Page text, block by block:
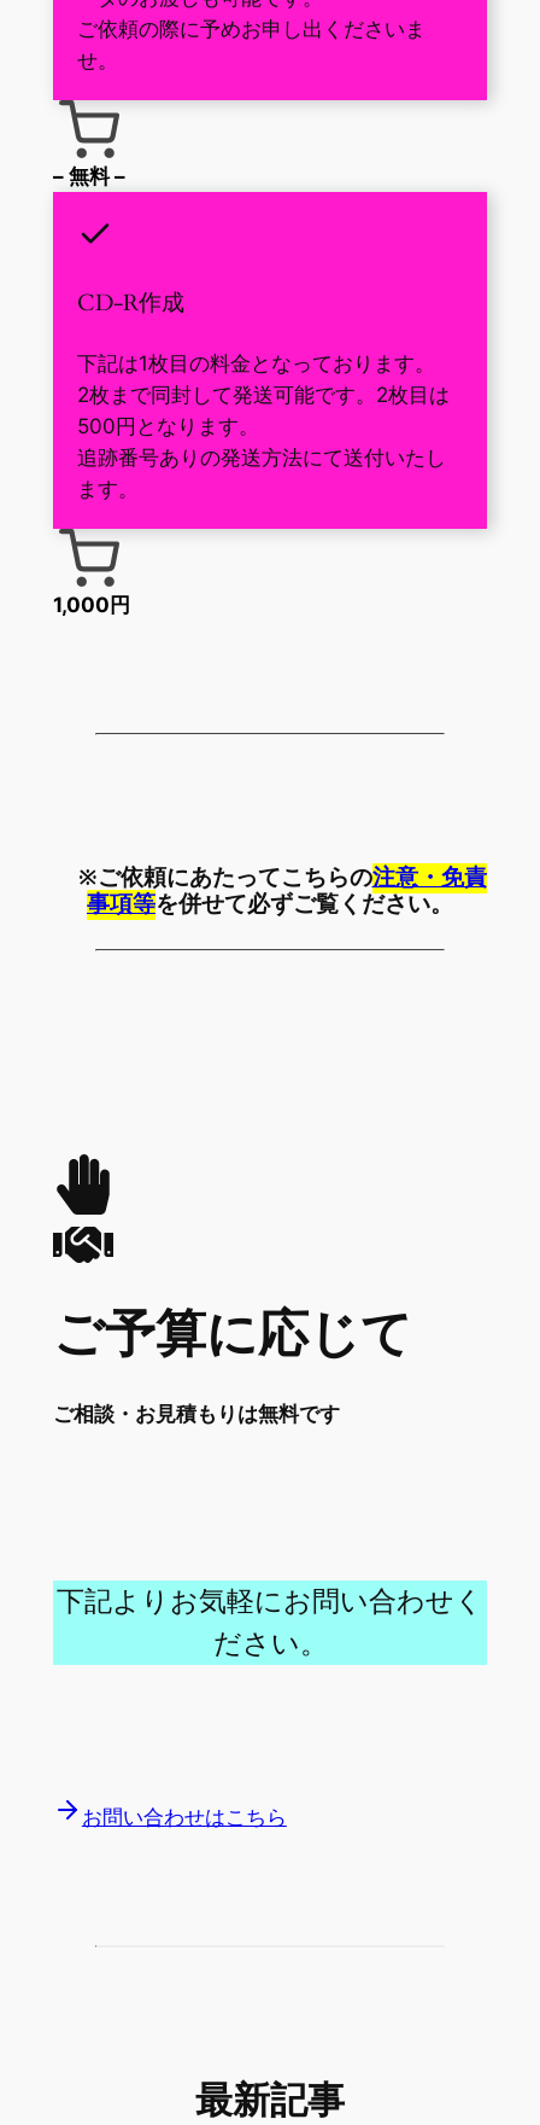
ご依頼の際に予めお申し出くださいま
せ。
– 無料 –
CD-R作成
下記は1枚目の料金となっております。
2枚まで同封して発送可能です。2枚目は
500円となります。
追跡番号ありの発送方法にて送付いたし
ます。
1,000円
※ご依頼にあたってこちらの注意・免責
事項等を併せて必ずご覧ください。
ご予算に応じて
ご相談・お見積もりは無料です
下記よりお気軽にお問い合わせく
ださい。
お問い合わせはこちら
最新記事